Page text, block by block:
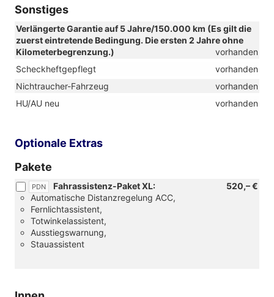
Sonstiges
Verlängerte Garantie auf 5 Jahre/150.000 km (Es gilt die
zuerst eintretende Bedingung. Die ersten 2 Jahre ohne
Kilometerbegrenzung.)
vorhanden
Scheckheftgepflegt
vorhanden
Nichtraucher-Fahrzeug
vorhanden
HU/AU neu
vorhanden
Optionale Extras
Pakete
PDN 520,– €
Fahrassistenz-Paket XL:
Automatische Distanzregelung ACC,
Fernlichtassistent,
Totwinkelassistent,
Ausstiegswarnung,
Stauassistent